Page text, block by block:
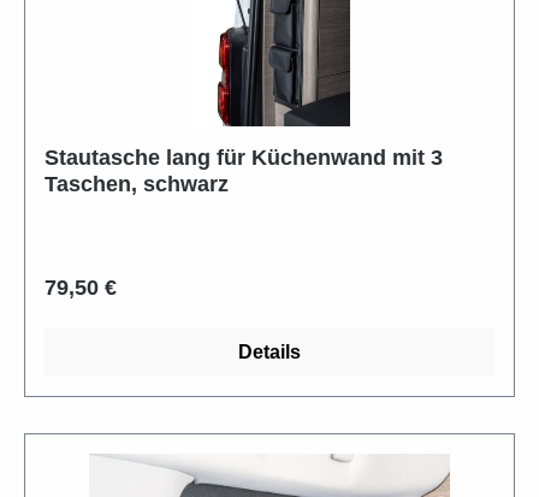
Stautasche lang für Küchenwand mit 3
Taschen, schwarz
Regulärer Preis:
79,50 €
Details